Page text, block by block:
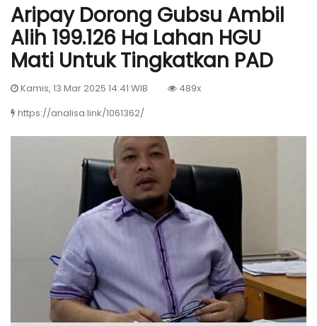
Aripay Dorong Gubsu Ambil
Alih 199.126 Ha Lahan HGU
Mati Untuk Tingkatkan PAD
Kamis, 13 Mar 2025 14:41 WIB
489x
https://analisa.link/1061362/